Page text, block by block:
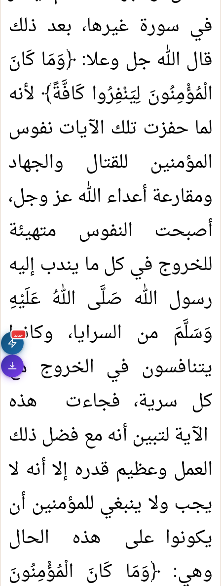
جديد
في سورة غيرها، بعد ذلك
قال الله جل وعلا: ﴿وَمَا كَانَ
الْمُؤْمِنُونَ لِيَنْفِرُوا كَافَّةً﴾ لأنه
لما حفزت تلك الآيات نفوس
المؤمنين للقتال والجهاد
ومقارعة أعداء الله عز وجل،
أصبحت النفوس متهيئة
للخروج في كل ما يندب إليه
رسول الله صَلَّى اللهُ عَلَيْهِ
وَسَلَّمَ من السرايا، وكانوا
يتنافسون في الخروج مع
كل سرية، فجاءت هذه
الآية لتبين أنه مع فضل ذلك
العمل وعظيم قدره إلا أنه لا
يجب ولا ينبغي للمؤمنين أن
يكونوا على هذه الحال
وهي: ﴿وَمَا كَانَ الْمُؤْمِنُونَ